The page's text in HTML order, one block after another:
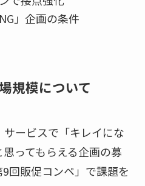
」企画の条件
規模について
ービスで「キレイにな
ってもらえる企画の募
回販促コンペ」で課題を